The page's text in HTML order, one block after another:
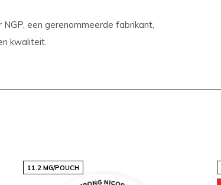
een gerenommeerde fabrikant,
kwaliteit.
11.2 MG/POUCH